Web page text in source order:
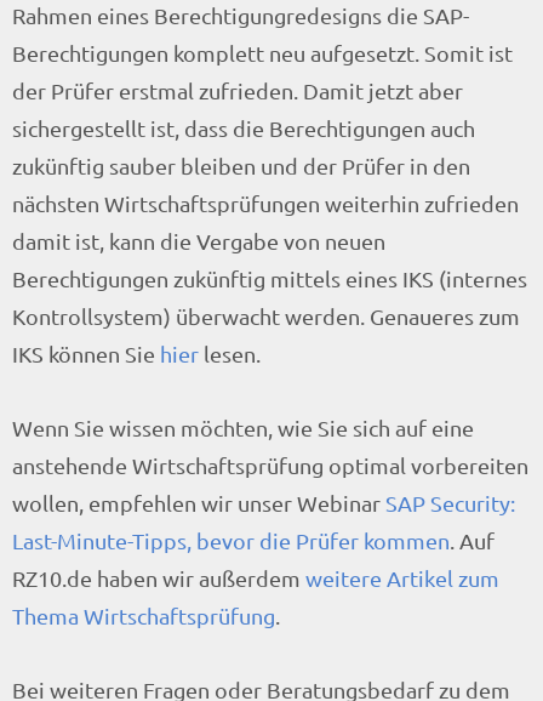
Rahmen eines Berechtigungredesigns die SAP-
Berechtigungen komplett neu aufgesetzt. Somit ist
der Prüfer erstmal zufrieden. Damit jetzt aber
sichergestellt ist, dass die Berechtigungen auch
zukünftig sauber bleiben und der Prüfer in den
nächsten Wirtschaftsprüfungen weiterhin zufrieden
damit ist, kann die Vergabe von neuen
Berechtigungen zukünftig mittels eines IKS (internes
Kontrollsystem) überwacht werden. Genaueres zum
IKS können Sie hier lesen.
Wenn Sie wissen möchten, wie Sie sich auf eine
anstehende Wirtschaftsprüfung optimal vorbereiten
wollen, empfehlen wir unser Webinar SAP Security:
Last-Minute-Tipps, bevor die Prüfer kommen . Auf
RZ10.de haben wir außerdem weitere Artikel zum
Thema Wirtschaftsprüfung
Bei weiteren Fragen oder Beratungsbedarf zu dem